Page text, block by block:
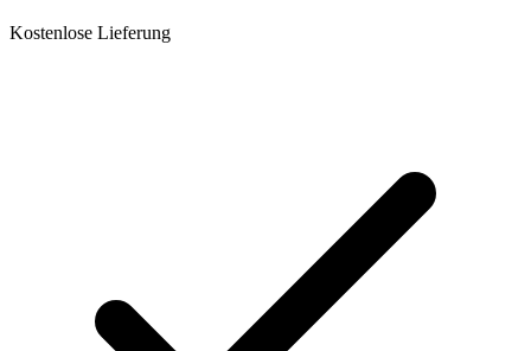
Kostenlose Lieferung